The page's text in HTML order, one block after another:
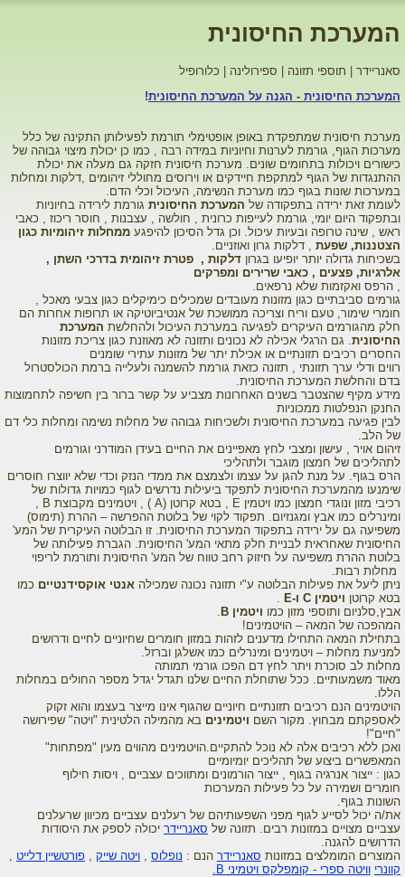
המערכת החיסונית
סאנריידר | תוספי תזונה | ספירולינה | כלורופיל
המערכת החיסונית - הגנה על המערכת החיסונית!
מערכת חיסונית שמתפקדת באופן אופטימלי תורמת לפעילותן התקינה של כלל
מערכות הגוף, גורמת לערנות וחיוניות במידה רבה , כמו כן יכולת מיצוי גבוהה של
כישורים ויכולות בתחומים שונים. מערכת חיסונית חזקה גם מעלה את יכולת
ההתנגדות של הגוף למתקפת חיידקים או וירוסים מחוללי זיהומים ,דלקות ומחלות
במערכות שונות בגוף כמו מערכת הנשימה, העיכול וכלי הדם.
לעומת זאת ירידה בתפקודה של המערכת החיסונית גורמת לירידה בחיוניות
ובתפקוד היום יומי, גורמת לעייפות כרונית , חולשה , עצבנות , חוסר ריכוז , כאבי
ראש , שינה טרופה ובעיות עיכול. וכן גדל הסיכון להיפגע ממחלות זיהומיות כגון
הצטננות, שפעת , דלקות גרון ואוזניים.
בשכיחות גדולה יותר יופיעו בגרון דלקות , פטרת זיהומית בדרכי השתן ,
אלרגיות, פצעים , כאבי שרירים ומפרקים
, הרפס ואקזמות שלא נרפאים.
גורמים סביבתיים כגון מזונות מעובדים שמכילים כימיקלים כגון צבעי מאכל ,
חומרי שימור, טעם וריח וצריכה ממושכת של אנטיביוטיקה או תרופות אחרות הם
חלק מהגורמים העיקרים לפגיעה במערכת העיכול ולהחלשת המערכת
החיסונית. גם הרגלי אכילה לא נכונים ותזונה לא מאוזנת כגון צריכת מזונות
החסרים רכיבים תזונתיים או אכילת יתר של מזונות עתירי שומנים
רווים ודלי ערך תזונתי , תזונה כזאת גורמת להשמנה ולעלייה ברמת הכולסטרול
בדם והחלשת המערכת החיסונית.
מידע מקיף שהצטבר בשנים האחרונות מצביע על קשר ברור בין חשיפה לתחמוצות
החנקן הנפלטות ממכוניות
לבין פגיעה במערכת החיסונית ולשכיחות גבוהה של מחלות נשימה ומחלות כלי דם
של הלב.
זיהום אויר , עישון ומצבי לחץ מאפיינים את החיים בעידן המודרני וגורמים
לתהליכים של חמצון מוגבר ולתהליכי
הרס בגוף. על מנת להגן על עצמו ולצמצם את ממדי הנזק וכדי שלא יווצרו חוסרים
שימנעו מהמערכת החיסונית לתפקד ביעילות נדרשים לגוף כמויות גדולות של
רכיבי מזון ונוגדי חמצון כמו ויטמין E , בטא קרוטן (A ) , ויטמינים מקבוצת B ,
ומינרלים כמו אבץ ומגנזיום. תפקוד לקוי של בלוטת ההפרשה – ההרת (תימוס)
משפיעה גם על ירידה בתפקוד המערכת החיסונית. זו הבלוטה העיקרית של המע'
החיסונית שאחראית לבניית חלק מתאי המע' החיסונית. הגברת פעילותה של
בלוטת ההרת משפיעה על חיזוק רחב טווח של המע' החיסונית ותורמת לריפוי
מחלות רבות.
ניתן ליעל את פעילות הבלוטה ע"י תזונה נכונה שמכילה אנטי אוקסידנטיים כמו
בטא קרוטן ויטמין C ו-E
.
אבץ,סלניום ותוספי מזון כמו ויטמין B
.
המהפכה של המאה – הויטמינים!
בתחילת המאה התחילו מדענים לזהות במזון חומרים שחיוניים לחיים ודרושים
למניעת מחלות – ויטמינים ומינרלים כמו אשלגן וברזל.
מחלות לב סוכרת ויתר לחץ דם הפכו גורמי תמותה
מאוד משמעותיים. ככל שתוחלת החיים שלנו תגדל יגדל מספר החולים במחלות
הללו.
הויטמינים הנם רכיבים תזונתיים חיוניים שהגוף אינו מייצר בעצמו והוא זקוק
לאספקתם מבחוץ. מקור השם ויטמינים בא מהמילה הלטינית "ויטה" שפירושה
"חיים"!
ואכן ללא רכיבים אלה לא נוכל להתקיים.הויטמינים מהווים מעין "מפתחות"
המאפשרים ביצוע של תהליכים יומיומיים
כגון : ייצור אנרגיה בגוף , ייצור הורמונים ומתווכים עצביים , ויסות חילוף
חומרים ושמירה על כל פעילות המערכות
השונות בגוף.
את/ה יכול לסייע לגוף מפני השפעותיהם של רעלנים עצביים מכיוון שרעלנים
עצביים מצויים במזונות רבים. תזונה של סאנריידר יכולה לספק את היסודות
הדרושים להגנה.
המוצרים המומלצים במזונות סאנריידר הנם : נופלוס , ויטה שייק , פורטשיין דלייט ,
קוונרי וויטה ספרי - קומפלקס ויטמיני B.